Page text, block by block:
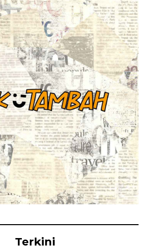
Terkini